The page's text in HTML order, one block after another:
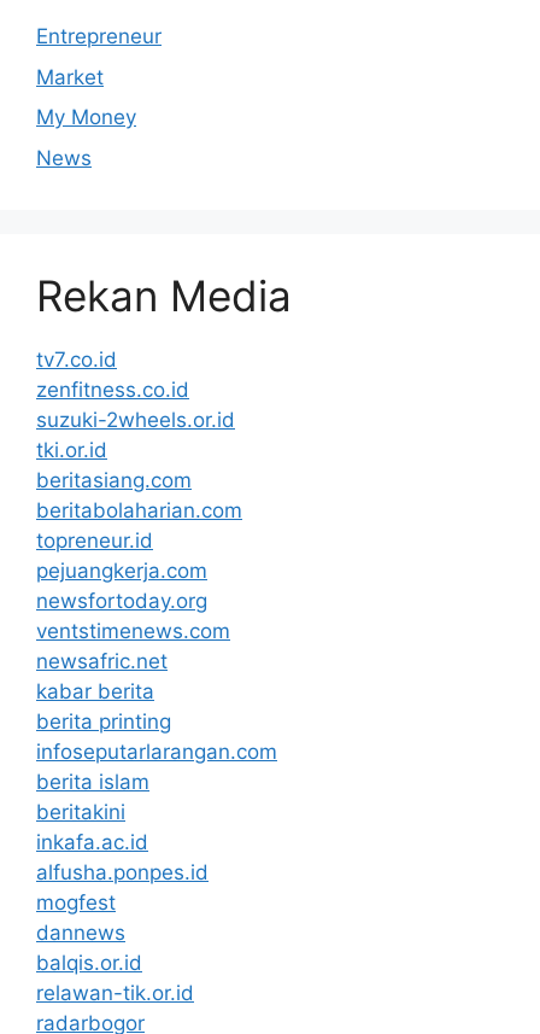
Entrepreneur
Market
My Money
News
Rekan Media
tv7.co.id
zenfitness.co.id
suzuki-2wheels.or.id
tki.or.id
beritasiang.com
beritabolaharian.com
topreneur.id
pejuangkerja.com
newsfortoday.org
ventstimenews.com
newsafric.net
kabar berita
berita printing
infoseputarlarangan.com
berita islam
beritakini
inkafa.ac.id
alfusha.ponpes.id
mogfest
dannews
balqis.or.id
relawan-tik.or.id
radarbogor